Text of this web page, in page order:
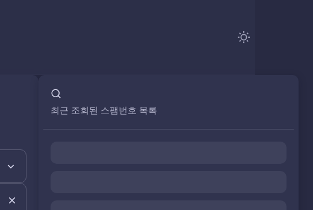
최근 조회된 스팸번호 목록